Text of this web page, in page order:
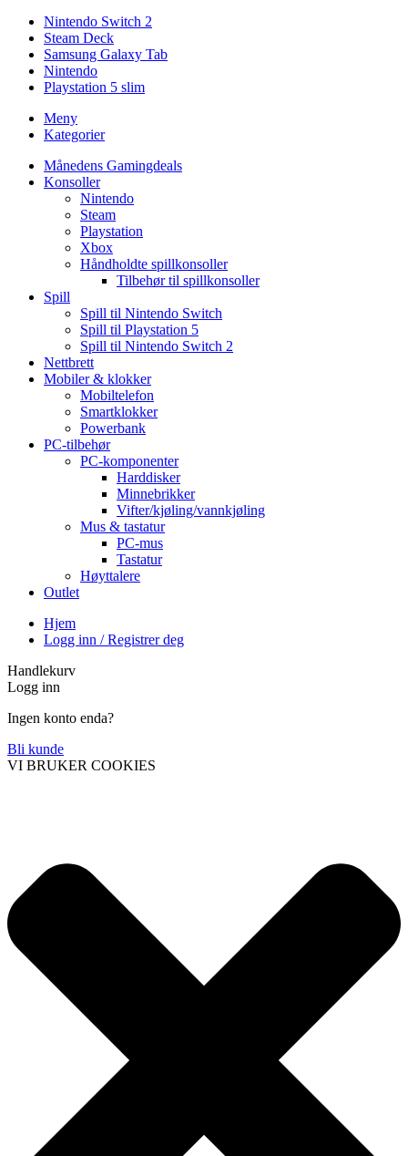
Nintendo Switch 2
Steam Deck
Samsung Galaxy Tab
Nintendo
Playstation 5 slim
Meny
Kategorier
Månedens Gamingdeals
Konsoller
Nintendo
Steam
Playstation
Xbox
Håndholdte spillkonsoller
Tilbehør til spillkonsoller
Spill
Spill til Nintendo Switch
Spill til Playstation 5
Spill til Nintendo Switch 2
Nettbrett
Mobiler & klokker
Mobiltelefon
Smartklokker
Powerbank
PC-tilbehør
PC-komponenter
Harddisker
Minnebrikker
Vifter/kjøling/vannkjøling
Mus & tastatur
PC-mus
Tastatur
Høyttalere
Outlet
Hjem
Logg inn / Registrer deg
Handlekurv
Logg inn
Ingen konto enda?
Bli kunde
VI BRUKER COOKIES